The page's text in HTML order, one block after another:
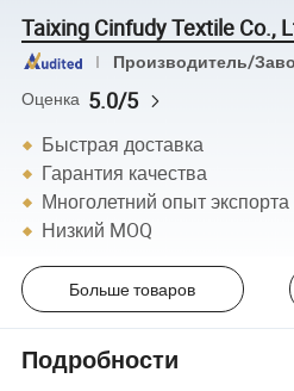
Taixing Cinfudy Textile Co.,
Производитель/
Оценка 5.0/5
Быстрая доставка
Гарантия качества
Многолетний опыт экспорта
Низкий MOQ
Больше товаров
Подробности